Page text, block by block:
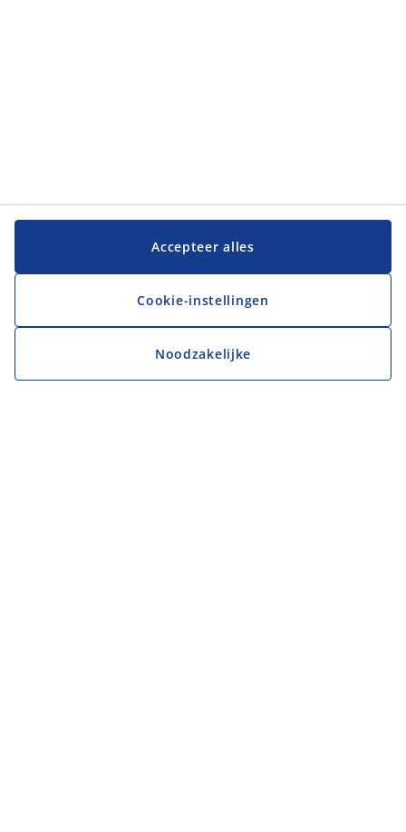
Accepteer alles
Cookie-instellingen
Noodzakelijke